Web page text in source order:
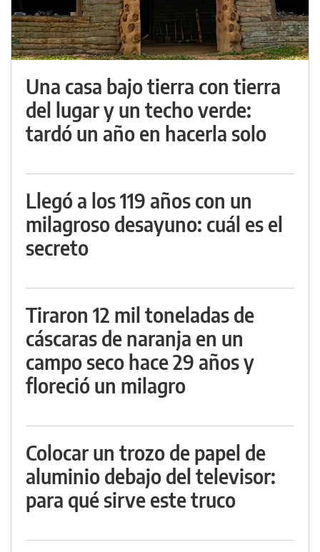
Una casa bajo tierra con tierra
del lugar y un techo verde:
tardó un año en hacerla solo
Llegó a los 119 años con un
milagroso desayuno: cuál es el
secreto
Tiraron 12 mil toneladas de
cáscaras de naranja en un
campo seco hace 29 años y
floreció un milagro
Colocar un trozo de papel de
aluminio debajo del televisor:
para qué sirve este truco